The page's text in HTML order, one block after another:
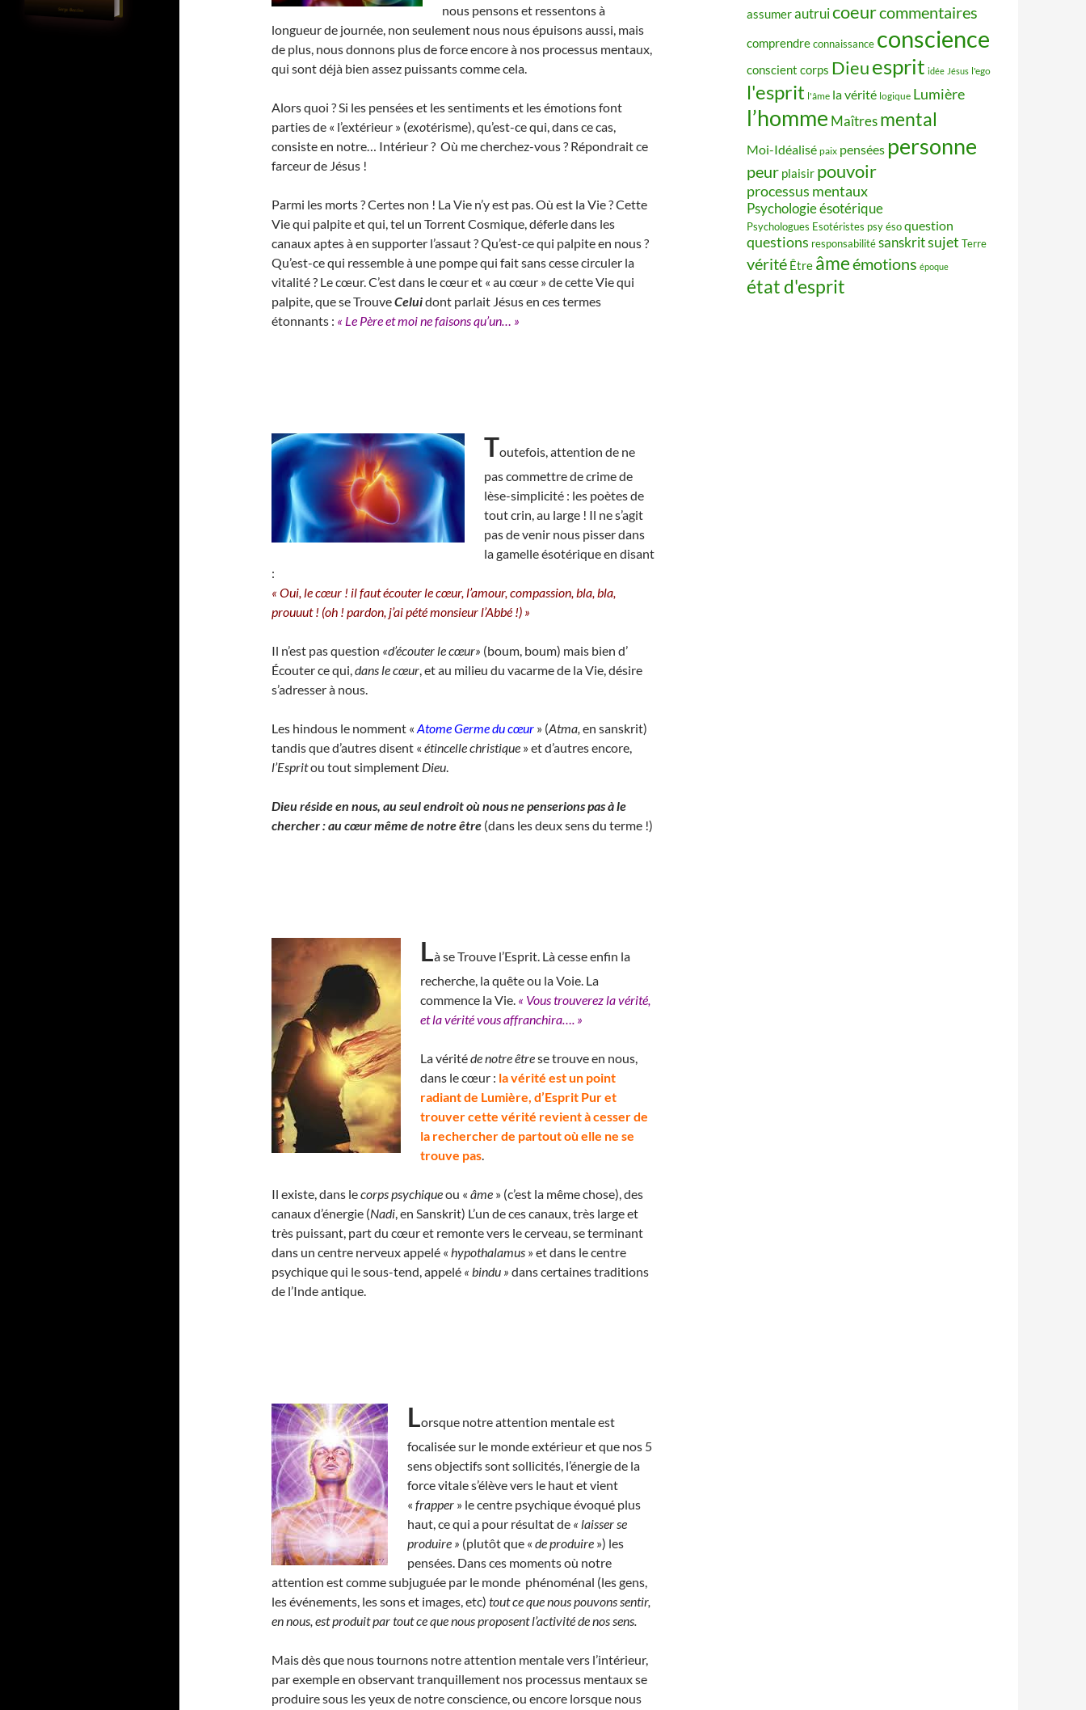
nous pensons et ressentons à
longueur de journée, non seulement nous nous épuisons aussi, mais
de plus, nous donnons plus de force encore à nos processus mentaux,
qui sont déjà bien assez puissants comme cela.
Alors quoi ? Si les pensées et les sentiments et les émotions font
parties de « l’extérieur » (exotérisme), qu’est-ce qui, dans ce cas,
consiste en notre… Intérieur ? Où me cherchez-vous ? Répondrait ce
farceur de Jésus !
Parmi les morts ? Certes non ! La Vie n’y est pas. Où est la Vie ? Cette
Vie qui palpite et qui, tel un Torrent Cosmique, déferle dans les
canaux aptes à en supporter l’assaut ? Qu’est-ce qui palpite en nous ?
Qu’est-ce qui ressemble à une pompe qui fait sans cesse circuler la
vitalité ? Le cœur. C’est dans le cœur et « au cœur » de cette Vie qui
palpite, que se TrouveCeluidont parlait Jésus en ces termes
étonnants : « Le Père et moi ne faisons qu’un… »
Toutefois, attention de ne
pas commettre de crime de
lèse-simplicité : les poètes de
tout crin, au large ! Il ne s’agit
pas de venir nous pisser dans
la gamelle ésotérique en disant
:
« Oui, le cœur ! il faut écouter le cœur, l’amour, compassion, bla, bla,
prouuut ! (oh ! pardon, j’ai pété monsieur l’Abbé !) »
Il n’est pas question «d’écouter le cœur» (boum, boum) mais bien d’
Écouter ce qui,dans le cœur, et au milieu du vacarme de la Vie, désire
s’adresser à nous.
Les hindous le nomment « Atome Germe du cœur » (Atma, en sanskrit)
tandis que d’autres disent « étincelle christique » et d’autres encore,
l’Espritou tout simplement Dieu.
Dieu réside en nous, au seul endroit où nous ne penserions pas à le
chercher : au cœur même de notre être (dans les deux sens du terme !)
Là se Trouve l’Esprit. Là cesse enfin la
recherche, la quête ou la Voie. La
commence la Vie. « Vous trouverez la vérité,
et la vérité vous affranchira…. »
La véritéde notre êtrese trouve en nous,
dans le cœur : la vérité est un point
radiant de Lumière, d’Esprit Pur et
trouver cette vérité revient à cesser de
la rechercher de partout où elle ne se
trouve pas.
Il existe, dans lecorps psychiqueou « âme » (c’est la même chose), des
canaux d’énergie (Nadi, en Sanskrit) L’un de ces canaux, très large et
très puissant, part du cœur et remonte vers le cerveau, se terminant
dans un centre nerveux appelé « hypothalamus » et dans le centre
psychique qui le sous-tend, appelé « bindu » dans certaines traditions
de l’Inde antique.
Lorsque notre attention mentale est
focalisée sur le monde extérieur et que nos 5
sens objectifs sont sollicités, l’énergie de la
force vitale s’élève vers le haut et vient
« frapper » le centre psychique évoqué plus
haut, ce qui a pour résultat de « laisser se
produire » (plutôt que « de produire ») les
pensées. Dans ces moments où notre
attention est comme subjuguée par le monde phénoménal (les gens,
les événements, les sons et images, etc) tout ce que nous pouvons sentir,
en nous, est produit par tout ce que nous proposent l’activité de nos sens.
Mais dès que nous tournons notre attention mentale vers l’intérieur,
par exemple en observant tranquillement nos processus mentaux se
produire sous les yeux de notre conscience, ou encore lorsque nous
assumerautruicoeurcommentaires
comprendreconnaissance conscience
conscient corps Dieuesprit idée Jésus l'ego
l'esprit l'âme la vérité logique Lumière
l’homme Maîtres mental
Moi-Idéalisé paix pensées personne
peur plaisir pouvoir
processus mentaux
Psychologie ésotérique
Psychologues Esotéristes psy ésoquestion
questions responsabilitésanskritsujet Terre
vérité Être âmeémotions époque
état d'esprit